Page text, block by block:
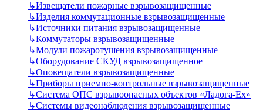
↳Извещатели пожарные взрывозащищенные
↳Изделия коммутационные взрывозащищенные
↳Источники питания взрывозащищенные
↳Коммутаторы взрывозащищенные
↳Модули пожаротушения взрывозащищенные
↳Оборудование СКУД взрывозащищенное
↳Оповещатели взрывозащищенные
↳Приборы приемно-контрольные взрывозащищенные
↳Система ОПС взрывоопасных объектов «Ладога-Ex»
↳Системы видеонаблюдения взрывозащищенные